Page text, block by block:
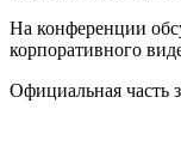
На конференции
корпоративного
Официальная часть